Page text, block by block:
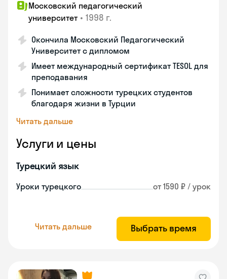
Московский педагогический
университет • 1998 г.
Окончила Московский Педагогический
Университет с дипломом
Имеет международный сертификат TESOL для
преподавания
Понимает сложности турецких студентов
благодаря жизни в Турции
Читать дальше
Услуги и цены
Турецкий язык
Уроки турецкого от 1590 ₽ / урок
Читать дальше Выбрать время